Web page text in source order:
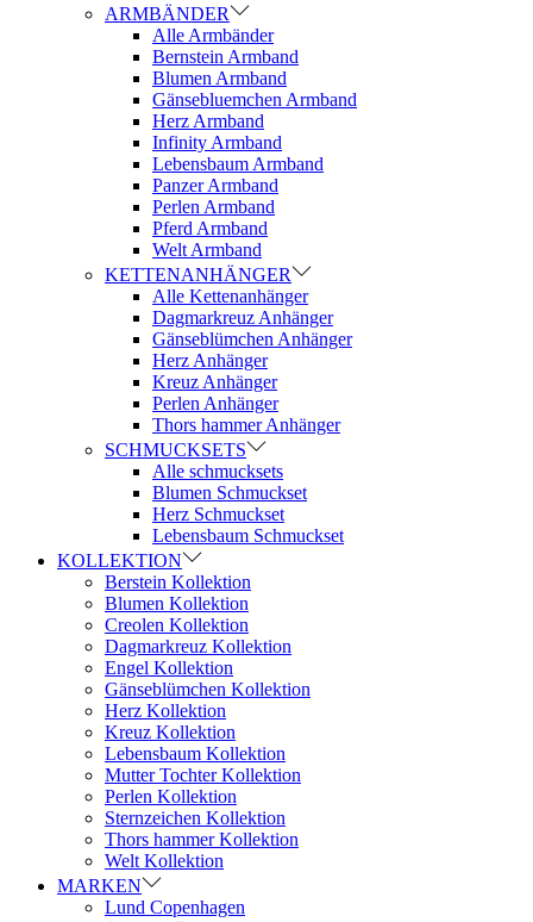
ARMBÄNDER
Alle Armbänder
Bernstein Armband
Blumen Armband
Gänsebluemchen Armband
Herz Armband
Infinity Armband
Lebensbaum Armband
Panzer Armband
Perlen Armband
Pferd Armband
Welt Armband
KETTENANHÄNGER
Alle Kettenanhänger
Dagmarkreuz Anhänger
Gänseblümchen Anhänger
Herz Anhänger
Kreuz Anhänger
Perlen Anhänger
Thors hammer Anhänger
SCHMUCKSETS
Alle schmucksets
Blumen Schmuckset
Herz Schmuckset
Lebensbaum Schmuckset
KOLLEKTION
Berstein Kollektion
Blumen Kollektion
Creolen Kollektion
Dagmarkreuz Kollektion
Engel Kollektion
Gänseblümchen Kollektion
Herz Kollektion
Kreuz Kollektion
Lebensbaum Kollektion
Mutter Tochter Kollektion
Perlen Kollektion
Sternzeichen Kollektion
Thors hammer Kollektion
Welt Kollektion
MARKEN
Lund Copenhagen